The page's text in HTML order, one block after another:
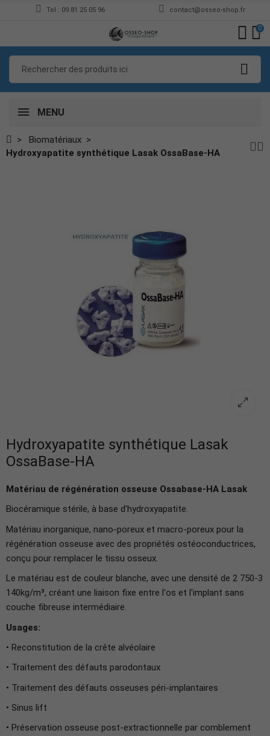
Tel : 09 81 25 05 96 contact@osseo-shop.fr
0
MENU
Biomatériaux
Hydroxyapatite synthétique Lasak OssaBase-HA
Hydroxyapatite synthétique Lasak
OssaBase-HA
Matériau de régénération osseuse Ossabase-HA Lasak
Biocéramique stérile, à base d'hydroxyapatite.
Matériau inorganique, nano-poreux et macro-poreux pour la
régénération osseuse avec des propriétés ostéoconductrices,
conçu pour remplacer le tissu osseux.
Le matériau est de couleur blanche, avec une densité de 2 750-3
140kg/m³, créant une liaison fixe entre l'os et l'implant sans
couche fibreuse intermédiaire.
Usages:
• Reconstitution de la crête alvéolaire
• Traitement des défauts parodontaux
• Traitement des défauts osseuses péri-implantaires
• Sinus lift
• Préservation osseuse post-extractionnelle par comblement